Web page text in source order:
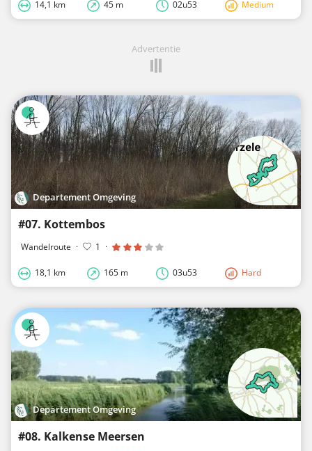
14,1 km 45 m 02u53 Medium
Advertentie
Departement Omgeving
#07. Kottembos
Wandelroute · 1 ·
18,1 km 165 m 03u53 Hard
Departement Omgeving
#08. Kalkense Meersen